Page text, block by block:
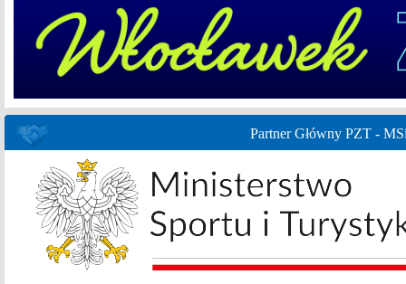
Partner Główny PZT -